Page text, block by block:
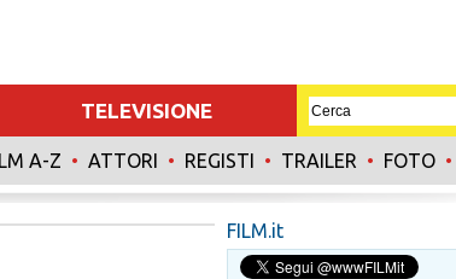
TELEVISIONE
A-Z • ATTORI • REGISTI • TRAILER • FOTO •
FILM.it